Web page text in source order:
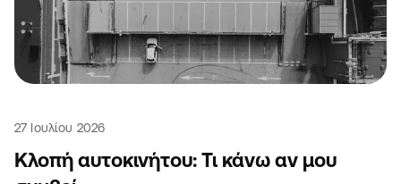
27 Ιουλίου 2026
Κλοπή αυτοκινήτου: Τι κάνω αν μου